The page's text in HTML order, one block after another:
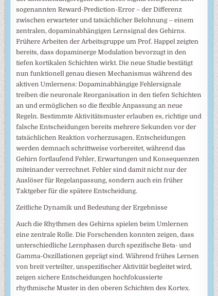
sogenannten Reward-Prediction-Error – der Differenz
zwischen erwarteter und tatsächlicher Belohnung – einem
zentralen, dopaminabhängigen Lernsignal des Gehirns.
Frühere Arbeiten der Arbeitsgruppe um Prof. Happel zeigten
bereits, dass dopaminerge Modulation bevorzugt in den
tiefen kortikalen Schichten wirkt. Die neue Studie bestätigt
nun funktionell genau diesen Mechanismus während des
aktiven Umlernens: Dopaminabhängige Fehlersignale
treiben die neuronale Reorganisation in den tiefen Schichten
an und ermöglichen so die flexible Anpassung an neue
Regeln. Bestimmte Aktivitätsmuster erlauben es, richtige und
falsche Entscheidungen bereits mehrere Sekunden vor der
tatsächlichen Reaktion vorherzusagen. Entscheidungen
werden demnach schrittweise vorbereitet, während das
Gehirn fortlaufend Fehler, Erwartungen und Konsequenzen
miteinander verrechnet. Fehler sind damit nicht nur der
Auslöser für Regelanpassung, sondern auch ein früher
Taktgeber für die spätere Entscheidung.
Zeitliche Dynamik und Bedeutung der Ergebnisse
Auch die Rhythmen des Gehirns spielen beim Umlernen
eine zentrale Rolle. Die Forschenden konnten zeigen, dass
unterschiedliche Lernphasen durch spezifische Beta- und
Gamma-Oszillationen geprägt sind. Während frühes Lernen
von breit verteilter, unspezifischer Aktivität begleitet wird,
zeigen sichere Entscheidungen hochfokussierte
rhythmische Muster in den oberen Schichten des Kortex.